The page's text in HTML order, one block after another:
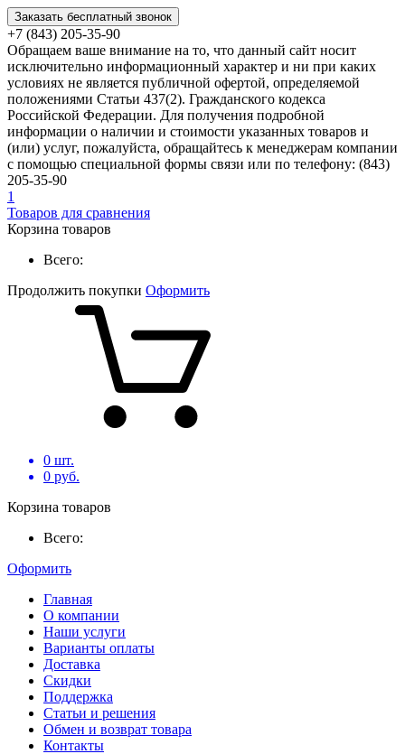
Заказать бесплатный звонок
+7 (843) 205-35-90
Обращаем ваше внимание на то, что данный сайт носит
исключительно информационный характер и ни при каких
условиях не является публичной офертой, определяемой
положениями Статьи 437(2). Гражданского кодекса
Российской Федерации. Для получения подробной
информации о наличии и стоимости указанных товаров и
(или) услуг, пожалуйста, обращайтесь к менеджерам компании
с помощью специальной формы связи или по телефону: (843)
205-35-90
1
Товаров для сравнения
Корзина товаров
Всего:
Продолжить покупки Оформить
0 шт.
0 руб.
Корзина товаров
Всего:
Оформить
Главная
О компании
Наши услуги
Варианты оплаты
Доставка
Скидки
Поддержка
Статьи и решения
Обмен и возврат товара
Контакты